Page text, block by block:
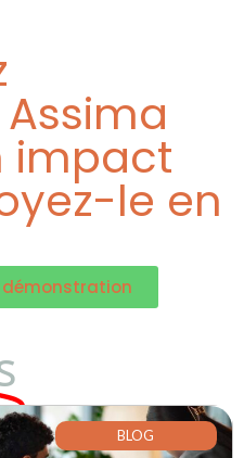
impact
le en
démonstration
BLOG